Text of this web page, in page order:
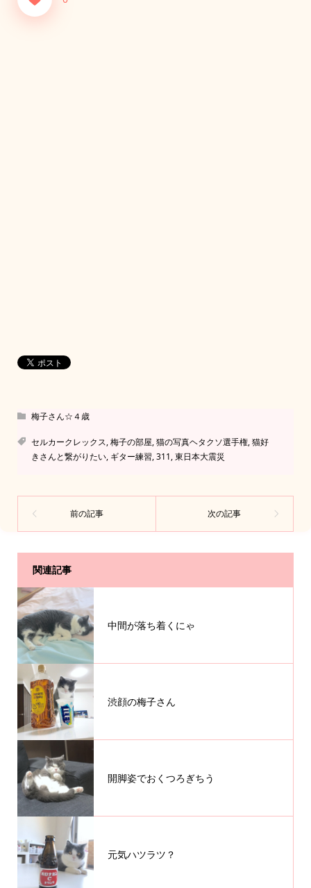
梅子さん☆４歳
セルカークレックス,梅子の部屋,猫の写真ヘタクソ選手権,猫好
きさんと繋がりたい, ギター練習,311,東日本大震災
関連記事
中間が落ち着くにゃ
渋顔の梅子さん
開脚姿でおくつろぎちう
元気ハツラツ？